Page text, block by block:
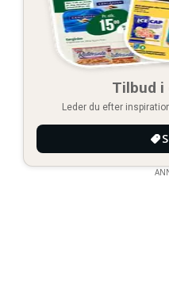
Tilbud i
Leder du efter